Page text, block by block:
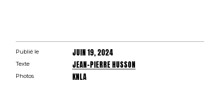
Publié le JUIN 19, 2024
Texte JEAN-PIERRE HUSSON
Photos KNLA